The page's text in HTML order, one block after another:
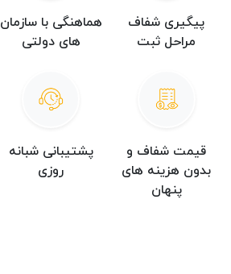
پیگیری شفاف
مراحل ثبت
هماهنگی با سازمان
های دولتی
قیمت شفاف و
بدون هزینه های
پنهان
پشتیبانی شبانه
روزی